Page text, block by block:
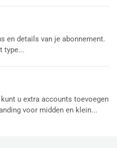
en details van je abonnement.
type...
u extra accounts toevoegen
voor midden en klein...